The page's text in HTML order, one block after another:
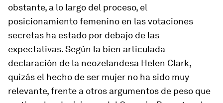
obstante, a lo largo del proceso, el
posicionamiento femenino en las votaciones
secretas ha estado por debajo de las
expectativas. Según la bien articulada
declaración de la neozelandesa Helen Clark,
quizás el hecho de ser mujer no ha sido muy
relevante, frente a otros argumentos de peso que